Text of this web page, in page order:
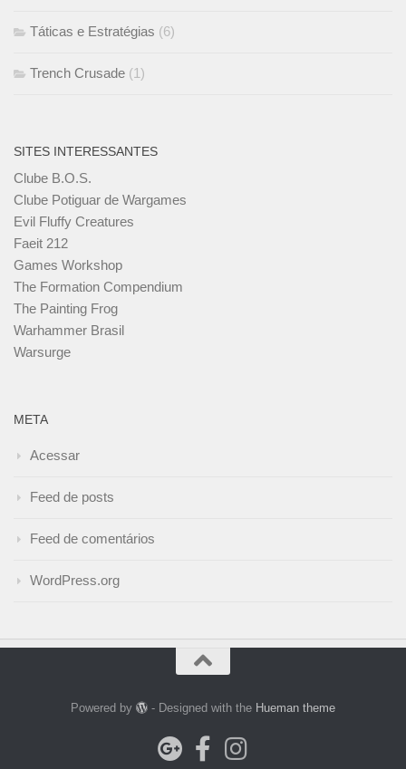
Táticas e Estratégias (6)
Trench Crusade (1)
SITES INTERESSANTES
Clube B.O.S.
Clube Potiguar de Wargames
Evil Fluffy Creatures
Faeit 212
Games Workshop
The Formation Compendium
The Painting Frog
Warhammer Brasil
Warsurge
META
Acessar
Feed de posts
Feed de comentários
WordPress.org
Powered by - Designed with the Hueman theme